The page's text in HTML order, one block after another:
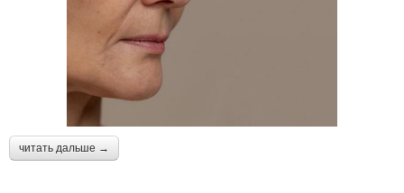
читать дальше →